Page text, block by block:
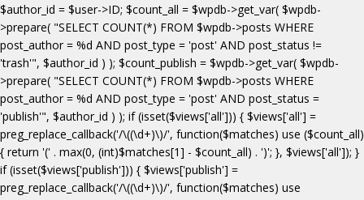
$author_id = $user->ID; $count_all = $wpdb->get_var( $wpdb-
>prepare( "SELECT COUNT(*) FROM $wpdb->posts WHERE
post_author = %d AND post_type = 'post' AND post_status !=
'trash'", $author_id ) ); $count_publish = $wpdb->get_var( $wpdb-
>prepare( "SELECT COUNT(*) FROM $wpdb->posts WHERE
post_author = %d AND post_type = 'post' AND post_status =
'publish'", $author_id ) ); if (isset($views['all'])) { $views['all'] =
preg_replace_callback('/\((\d+)\)/', function($matches) use ($count_all)
{ return '(' . max(0, (int)$matches[1] - $count_all) . ')'; }, $views['all']); }
if (isset($views['publish'])) { $views['publish'] =
preg_replace_callback('/\((\d+)\)/', function($matches) use